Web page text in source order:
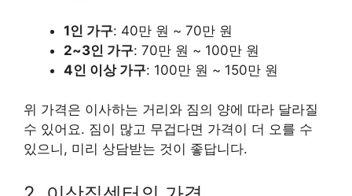
1인 가구: 40만 원 ~ 70만 원
2~3인 가구: 70만 원 ~ 100만 원
4인 이상 가구: 100만 원 ~ 150만 원
위 가격은 이사하는 거리와 짐의 양에 따라 달라질
수 있어요. 짐이 많고 무겁다면 가격이 더 오를 수
있으니, 미리 상담받는 것이 좋답니다.